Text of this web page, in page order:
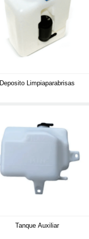
Deposito Limpiaparabrisas
Tanque Auxiliar